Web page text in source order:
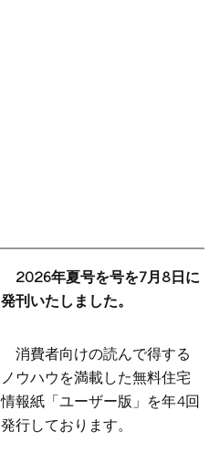
2026年夏号を号を7月8日に
発刊いたしました。
消費者向けの読んで得する
ノウハウを満載した無料住宅
情報紙「ユーザー版」を年4回
発行しております。